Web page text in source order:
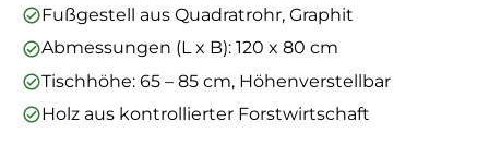
Fußgestell aus Quadratrohr, Graphit
Abmessungen (L x B): 120 x 80 cm
Tischhöhe: 65 – 85 cm, Höhenverstellbar
Holz aus kontrollierter Forstwirtschaft